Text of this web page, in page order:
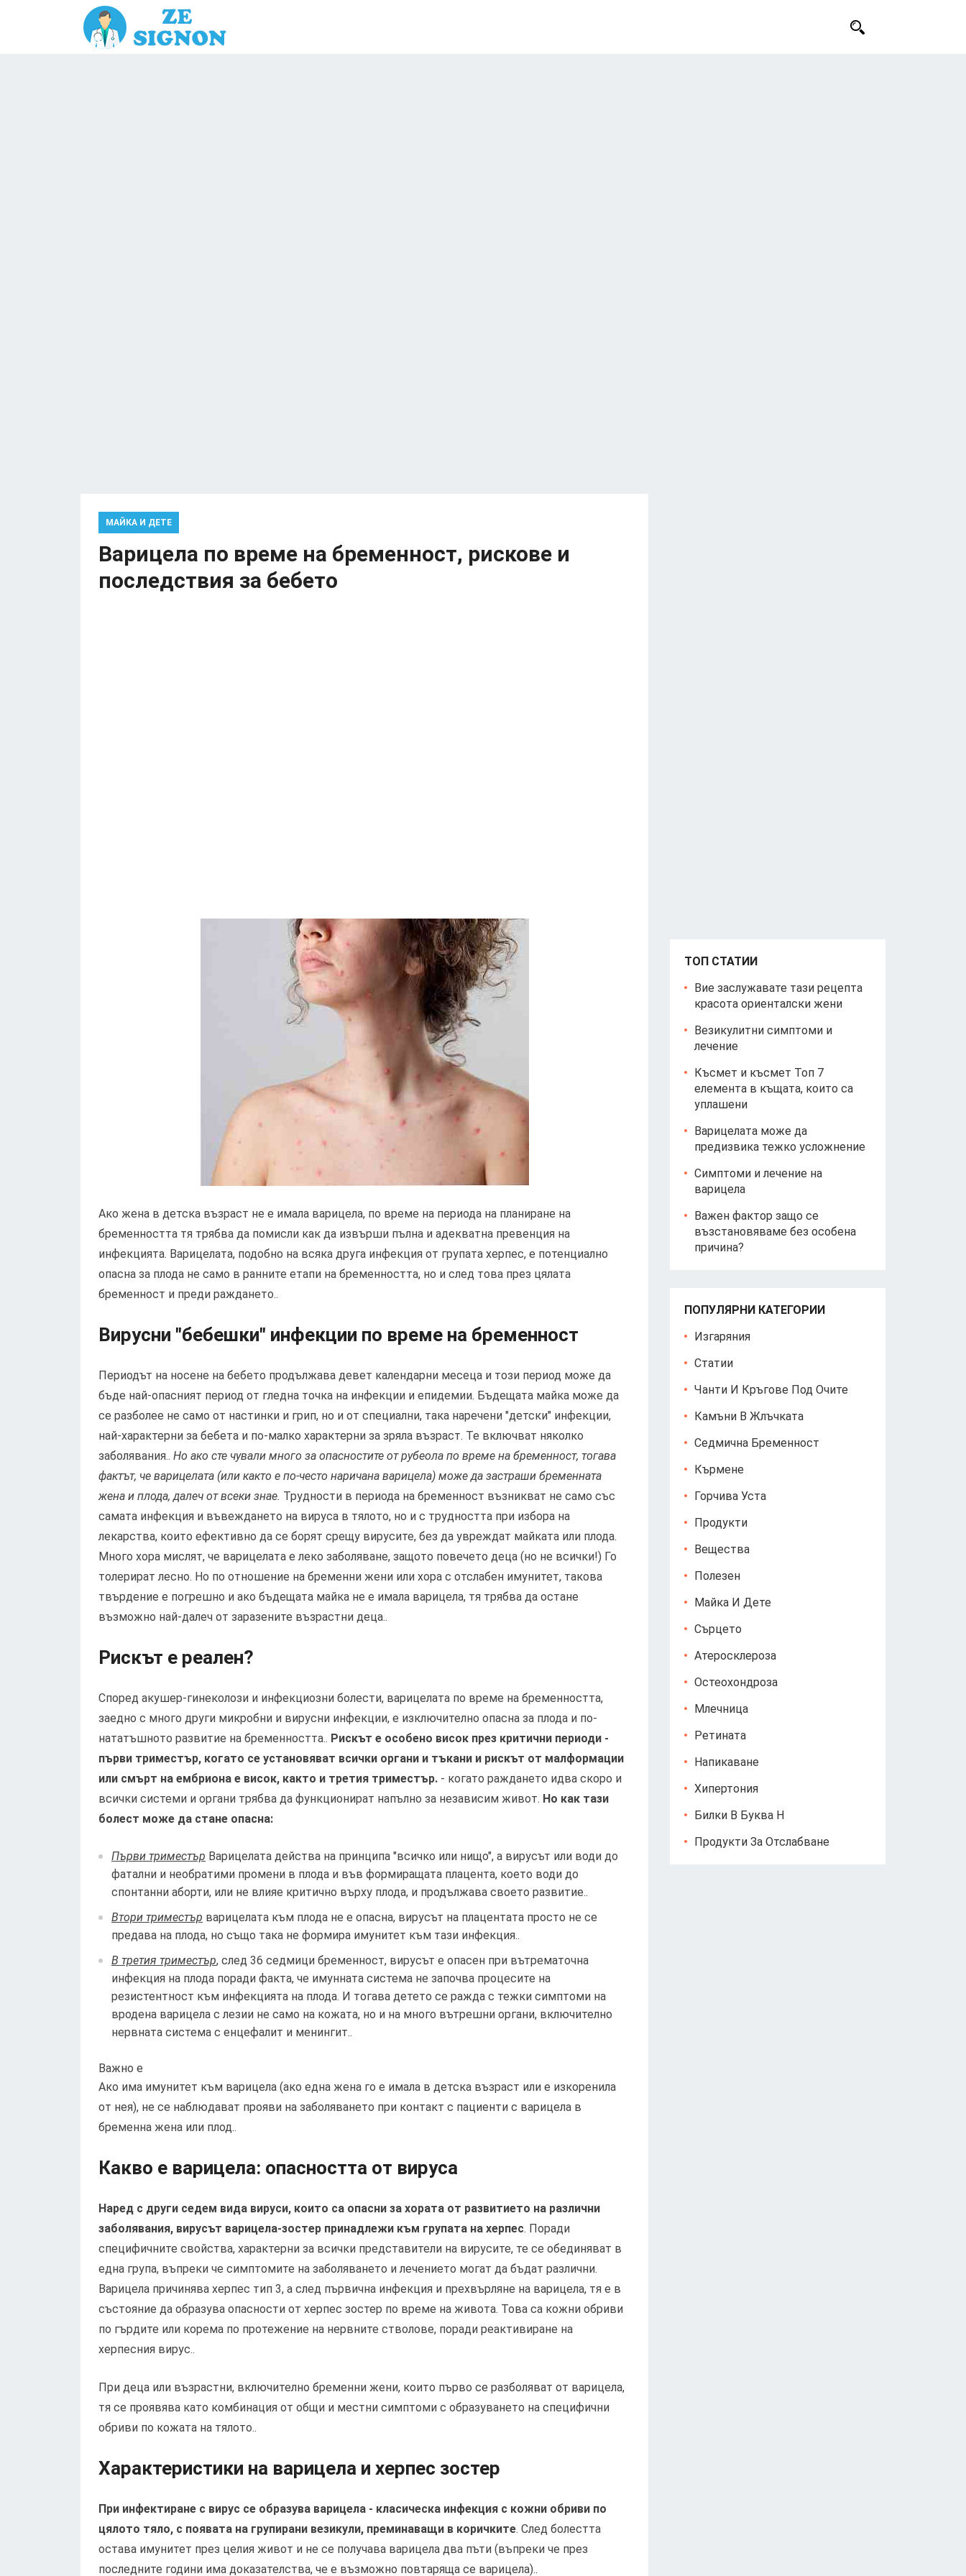
МАЙКА И ДЕТЕ
Варицела по време на бременност, рискове и
последствия за бебето
Ако жена в детска възраст не е имала варицела, по време на периода на планиране на
бременността тя трябва да помисли как да извърши пълна и адекватна превенция на
инфекцията. Варицелата, подобно на всяка друга инфекция от групата херпес, е потенциално
опасна за плода не само в ранните етапи на бременността, но и след това през цялата
бременност и преди раждането..
Вирусни "бебешки" инфекции по време на бременност
Периодът на носене на бебето продължава девет календарни месеца и този период може да
бъде най-опасният период от гледна точка на инфекции и епидемии. Бъдещата майка може да
се разболее не само от настинки и грип, но и от специални, така наречени "детски" инфекции,
най-характерни за бебета и по-малко характерни за зряла възраст. Те включват няколко
заболявания.. Но ако сте чували много за опасностите от рубеола по време на бременност, тогава
фактът, че варицелата (или както е по-често наричана варицела) може да застраши бременната
жена и плода, далеч от всеки знае. Трудности в периода на бременност възникват не само със
самата инфекция и въвеждането на вируса в тялото, но и с трудността при избора на
лекарства, които ефективно да се борят срещу вирусите, без да увреждат майката или плода.
Много хора мислят, че варицелата е леко заболяване, защото повечето деца (но не всички!) Го
толерират лесно. Но по отношение на бременни жени или хора с отслабен имунитет, такова
твърдение е погрешно и ако бъдещата майка не е имала варицела, тя трябва да остане
възможно най-далеч от заразените възрастни деца..
Рискът е реален?
Според акушер-гинеколози и инфекциозни болести, варицелата по време на бременността,
заедно с много други микробни и вирусни инфекции, е изключително опасна за плода и по-
нататъшното развитие на бременността.. Рискът е особено висок през критични периоди -
първи триместър, когато се установяват всички органи и тъкани и рискът от малформации
или смърт на ембриона е висок, както и третия триместър. - когато раждането идва скоро и
всички системи и органи трябва да функционират напълно за независим живот. Но как тази
болест може да стане опасна:
Първи триместър Варицелата действа на принципа "всичко или нищо", а вирусът или води до
фатални и необратими промени в плода и във формиращата плацента, което води до
спонтанни аборти, или не влияе критично върху плода, и продължава своето развитие..
Втори триместър варицелата към плода не е опасна, вирусът на плацентата просто не се
предава на плода, но също така не формира имунитет към тази инфекция..
В третия триместър, след 36 седмици бременност, вирусът е опасен при вътрематочна
инфекция на плода поради факта, че имунната система не започва процесите на
резистентност към инфекцията на плода. И тогава детето се ражда с тежки симптоми на
вродена варицела с лезии не само на кожата, но и на много вътрешни органи, включително
нервната система с енцефалит и менингит..
Важно е
Ако има имунитет към варицела (ако една жена го е имала в детска възраст или е изкоренила
от нея), не се наблюдават прояви на заболяването при контакт с пациенти с варицела в
бременна жена или плод..
Какво е варицела: опасността от вируса
Наред с други седем вида вируси, които са опасни за хората от развитието на различни
заболявания, вирусът варицела-зостер принадлежи към групата на херпес. Поради
специфичните свойства, характерни за всички представители на вирусите, те се обединяват в
една група, въпреки че симптомите на заболяването и лечението могат да бъдат различни.
Варицела причинява херпес тип 3, а след първична инфекция и прехвърляне на варицела, тя е в
състояние да образува опасности от херпес зостер по време на живота. Това са кожни обриви
по гърдите или корема по протежение на нервните стволове, поради реактивиране на
херпесния вирус..
При деца или възрастни, включително бременни жени, които първо се разболяват от варицела,
тя се проявява като комбинация от общи и местни симптоми с образуването на специфични
обриви по кожата на тялото..
Характеристики на варицела и херпес зостер
При инфектиране с вирус се образува варицела - класическа инфекция с кожни обриви по
цялото тяло, с появата на групирани везикули, преминаващи в коричките. След болестта
остава имунитет през целия живот и не се получава варицела два пъти (въпреки че през
последните години има доказателства, че е възможно повтаряща се варицела)..
ТОП СТАТИИ
Вие заслужавате тази рецепта
красота ориенталски жени
Везикулитни симптоми и
лечение
Късмет и късмет Топ 7
елемента в къщата, които са
уплашени
Варицелата може да
предизвика тежко усложнение
Симптоми и лечение на
варицела
Важен фактор защо се
възстановяваме без особена
причина?
ПОПУЛЯРНИ КАТЕГОРИИ
Изгаряния
Статии
Чанти И Кръгове Под Очите
Камъни В Жлъчката
Седмична Бременност
Кърмене
Горчива Уста
Продукти
Вещества
Полезен
Майка И Дете
Сърцето
Атеросклероза
Остеохондроза
Млечница
Ретината
Напикаване
Хипертония
Билки В Буква Н
Продукти За Отслабване